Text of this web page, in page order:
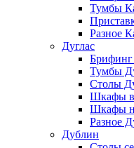
Тумбы
Разное
Дуглас
Брифинг
Тумбы
Столы
Шкафы
Шкафы
Разное
Дублин